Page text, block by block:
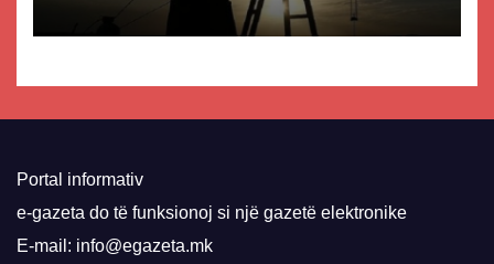
Portal informativ
e-gazeta do të funksionoj si një gazetë elektronike
E-mail: info@egazeta.mk